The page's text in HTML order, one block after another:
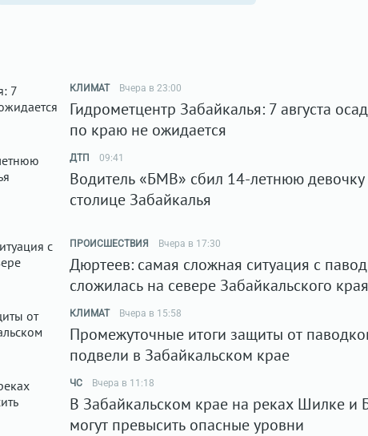
КЛИМАТ Вчера в 23:00
Гидрометцентр Забайкалья: 7 августа
по краю не ожидается
ДТП 09:41
Водитель «БМВ» сбил 14-летнюю девочку
столице Забайкалья
ПРОИСШЕСТВИЯ Вчера в 17:30
Дюртеев: самая сложная ситуация с
сложилась на севере Забайкальского края
КЛИМАТ Вчера в 15:58
Промежуточные итоги защиты от
подвели в Забайкальском крае
ЧС Вчера в 11:18
В Забайкальском крае на реках Шилке и
могут превысить опасные уровни